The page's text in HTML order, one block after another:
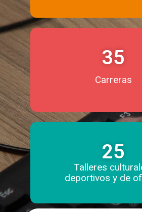
35
Carreras
25
Talleres
deportivos y de